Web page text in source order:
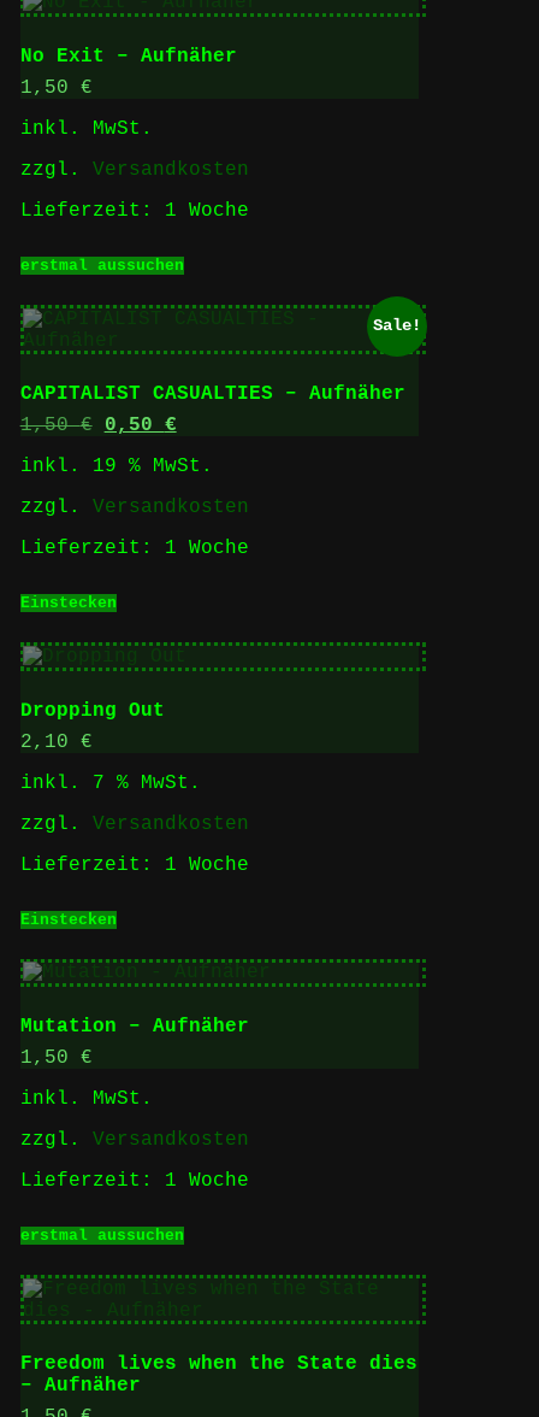
No Exit – Aufnäher
1,50 €
inkl. MwSt.
zzgl. Versandkosten
Lieferzeit: 1 Woche
erstmal aussuchenProdukt
mehrere
auf.
Die
Optionen
der
gewählt
Sale!
CAPITALIST CASUALTIES – Aufnäher
1,50€
Ursprünglicher
war:
0,50 €Aktueller
ist:
inkl. 19 % MwSt.
zzgl. Versandkosten
Lieferzeit: 1 Woche
Einstecken
Dropping Out
2,10 €
inkl. 7 % MwSt.
zzgl. Versandkosten
Lieferzeit: 1 Woche
Einstecken
Mutation – Aufnäher
1,50 €
inkl. MwSt.
zzgl. Versandkosten
Lieferzeit: 1 Woche
erstmal aussuchenProdukt
mehrere
Varianten
auf.
Die
Optionen
Freedom lives when the State dies
– Aufnäher